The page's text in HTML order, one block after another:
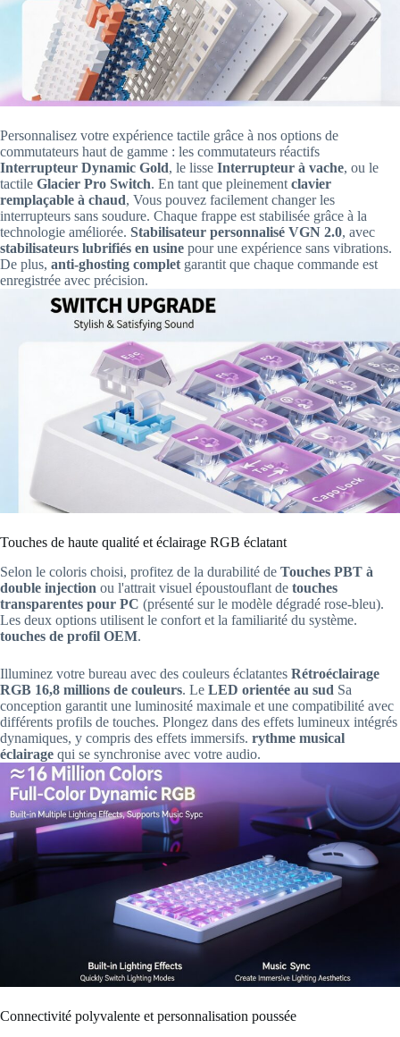
Personnalisez votre expérience tactile grâce à nos options de
commutateurs haut de gamme : les commutateurs réactifs
Interrupteur Dynamic Gold, le lisse Interrupteur à vache, ou le
tactile Glacier Pro Switch. En tant que pleinement clavier
remplaçable à chaud, Vous pouvez facilement changer les
interrupteurs sans soudure. Chaque frappe est stabilisée grâce à la
technologie améliorée. Stabilisateur personnalisé VGN 2.0, avec
stabilisateurs lubrifiés en usine pour une expérience sans vibrations.
De plus, anti-ghosting complet garantit que chaque commande est
enregistrée avec précision.
Touches de haute qualité et éclairage RGB éclatant
Selon le coloris choisi, profitez de la durabilité de Touches PBT à
double injection ou l'attrait visuel époustouflant de touches
transparentes pour PC (présenté sur le modèle dégradé rose-bleu).
Les deux options utilisent le confort et la familiarité du système.
touches de profil OEM.
Illuminez votre bureau avec des couleurs éclatantes Rétroéclairage
RGB 16,8 millions de couleurs. Le LED orientée au sud Sa
conception garantit une luminosité maximale et une compatibilité avec
différents profils de touches. Plongez dans des effets lumineux intégrés
dynamiques, y compris des effets immersifs. rythme musical
éclairage qui se synchronise avec votre audio.
Connectivité polyvalente et personnalisation poussée